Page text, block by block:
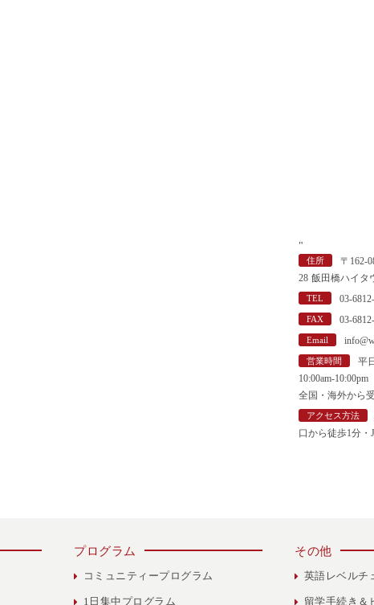
"
住所
〒162-
28 飯田橋ハイタ
TEL 03-
FAX 03-
Email
営業時間
平
10:00am-10:00pm
全国・海外から
アクセス方法
口から徒歩1分・
プログラム
コミュニティープログラム
1日集中プログラム
その他
英語レベルチ
留学手続き＆